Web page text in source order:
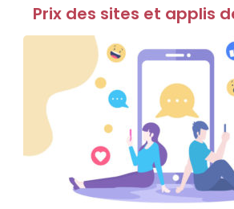
Prix des sites et applis